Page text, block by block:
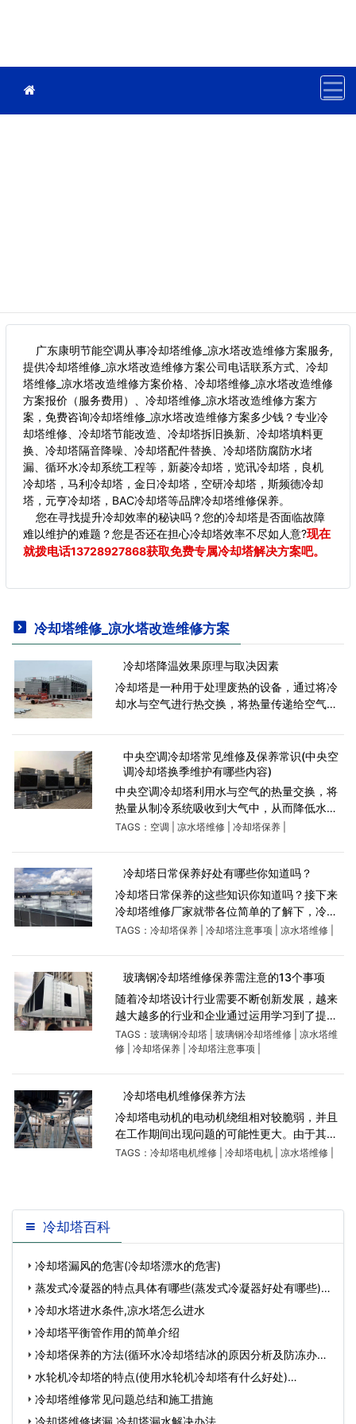
广东康明节能空调从事冷却塔维修_凉水塔改造维修方案服务,
提供冷却塔维修_凉水塔改造维修方案公司电话联系方式、冷却
塔维修_凉水塔改造维修方案价格、冷却塔维修_凉水塔改造维修
方案报价（服务费用）、冷却塔维修_凉水塔改造维修方案方
案，免费咨询冷却塔维修_凉水塔改造维修方案多少钱？专业冷
却塔维修、冷却塔节能改造、冷却塔拆旧换新、冷却塔填料更
换、冷却塔隔音降噪、冷却塔配件替换、冷却塔防腐防水堵
漏、循环水冷却系统工程等，新菱冷却塔，览讯冷却塔，良机
冷却塔，马利冷却塔，金日冷却塔，空研冷却塔，斯频德冷却
塔，元亨冷却塔，BAC冷却塔等品牌冷却塔维修保养。
您在寻找提升冷却效率的秘诀吗？您的冷却塔是否面临故障
难以维护的难题？您是否还在担心冷却塔效率不尽如人意?现在
就拨电话13728927868获取免费专属冷却塔解决方案吧。
冷却塔维修_凉水塔改造维修方案
冷却塔降温效果原理与取决因素
冷却塔是一种用于处理废热的设备，通过将冷
却水与空气进行热交换，将热量传递给空气并
接散热两种类型。直接散热冷却塔是一种封闭
结构，内部有喷淋
中央空调冷却塔常见维修及保养常识(中央空
调冷却塔换季维护有哪些内容)
中央空调冷却塔利用水与空气的热量交换，将
热量从制冷系统吸收到大气中，从而降低水
温，是中央空调系统中极为重要的环节。可以
TAGS： 空调 凉水塔维修| 冷却塔保养|
冷却塔日常保养好处有哪些你知道吗？
冷却塔日常保养的这些知识你知道吗？接下来
冷却塔维修厂家就带各位简单的了解下，冷却
水塔或水池用久了不可避免存在青苔、淤泥、
TAGS： 冷却塔保养| 冷却塔注意事项 凉水塔维修|
玻璃钢冷却塔维修保养需注意的13个事项
随着冷却塔设计行业需要不断创新发展，越来
越大越多的行业和企业通过运用学习到了提高
冷却塔，也有自己很多中小企业文化进入我们
到了冷却塔施工行业并发展，冷却塔维修技术
TAGS： 玻璃钢冷却塔| 玻璃钢冷却塔维修| 凉水塔维
修| 冷却塔保养| 冷却塔注意事项
冷却塔电机维修保养方法
冷却塔电动机的电动机绕组相对较脆弱，并且
在工作期间出现问题的可能性更大。由于其精
巧的生产，难以维护，并且对维修人员的专业
TAGS： 冷却塔电机维修| 冷却塔电机| 凉水塔维修|
冷却塔百科
冷却塔漏风的危害(冷却塔漂水的危害)
蒸发式冷凝器的特点具体有哪些(蒸发式冷凝器好处有哪些)…
冷却水塔进水条件,凉水塔怎么进水
冷却塔平衡管作用的简单介绍
冷却塔保养的方法(循环水冷却塔结冰的原因分析及防冻办法)
… 水轮机冷却塔的特点(使用水轮机冷却塔有什么好处)…
冷却塔维修常见问题总结和施工措施